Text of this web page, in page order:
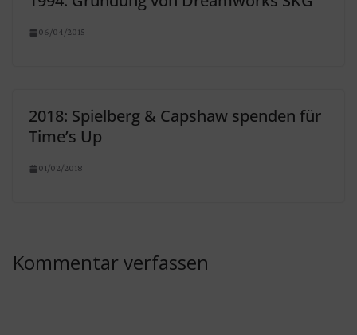
06/04/2015
2018: Spielberg & Capshaw spenden für
Time’s Up
01/02/2018
Kommentar verfassen